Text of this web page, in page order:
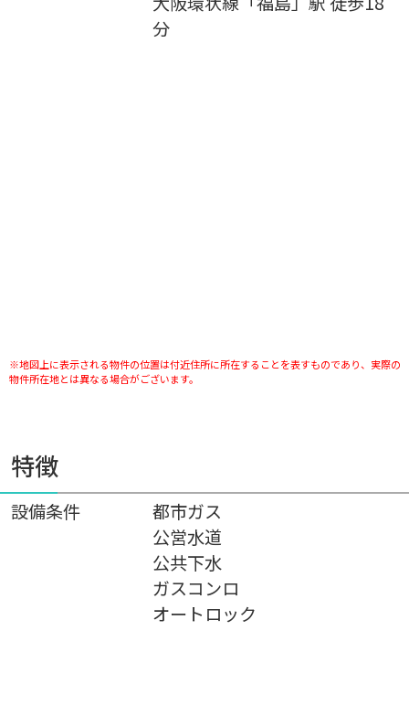
分
※地図上に表示される物件の位置は付近住所に所在することを表すものであり、実際の
物件所在地とは異なる場合がございます。
特徴
設備条件
都市ガス
公営水道
公共下水
ガスコンロ
オートロック